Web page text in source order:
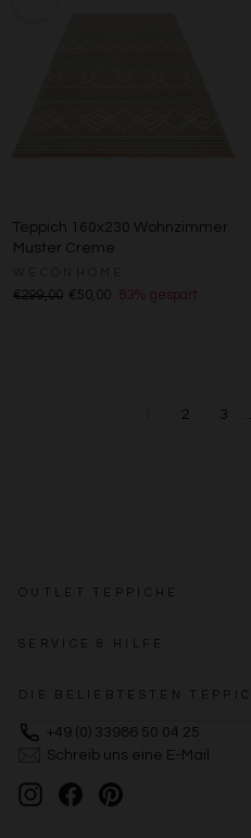
Teppich 160x230 Wohnzimmer
Muster Creme
€299,00 €50,00 83% gespart
2 3
OUTLET TEPPICHE
SERVICE & HILFE
DIE BELIEBTESTEN
+49 (0) 33986 50 04 25
Schreib uns eine E-Mail
InstagramFacebookPinterest